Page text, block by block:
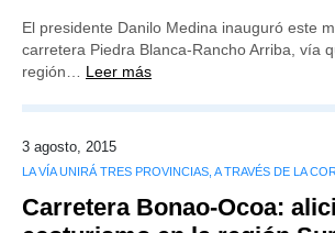
El presidente Danilo Medina inauguró este
carretera Piedra Blanca-Rancho Arriba, vía
región… Leer más
3 agosto, 2015
LA VÍA UNIRÁ TRES PROVINCIAS, A TRAVÉS DE LA
Carretera Bonao-Ocoa: